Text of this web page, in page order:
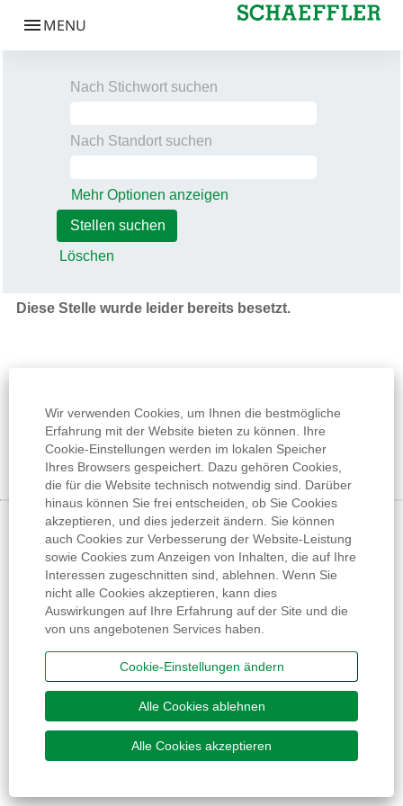
Wir verwenden Cookies, um Ihnen die bestmögliche
Erfahrung mit der Website bieten zu können. Ihre
Cookie-Einstellungen werden im lokalen Speicher
Ihres Browsers gespeichert. Dazu gehören Cookies,
die für die Website technisch notwendig sind. Darüber
hinaus können Sie frei entscheiden, ob Sie Cookies
akzeptieren, und dies jederzeit ändern. Sie können
auch Cookies zur Verbesserung der Website-Leistung
sowie Cookies zum Anzeigen von Inhalten, die auf Ihre
Interessen zugeschnitten sind, ablehnen. Wenn Sie
nicht alle Cookies akzeptieren, kann dies
Auswirkungen auf Ihre Erfahrung auf der Site und die
von uns angebotenen Services haben.
Cookie-Einstellungen ändern
Alle Cookies ablehnen
Alle Cookies akzeptieren
Nach Stichwort suchen
Nach Standort suchen
Mehr Optionen anzeigen
Löschen
Diese Stelle wurde leider bereits besetzt.